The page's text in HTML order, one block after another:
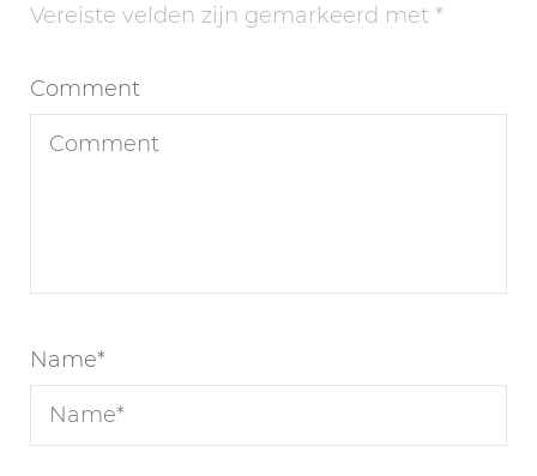
Vereiste velden zijn gemarkeerd met *
Comment
Name*